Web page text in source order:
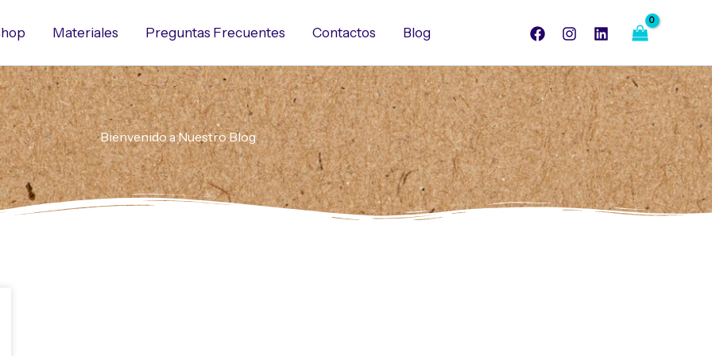
Materiales Preguntas Frecuentes Contactos Blog
Bienvenido a Nuestro Blog